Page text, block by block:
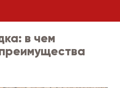
в чем